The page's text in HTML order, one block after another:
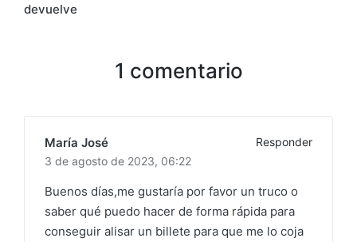
devuelve
1 comentario
María José
Responder
3 de agosto de 2023, 06:22
Buenos días,me gustaría por favor un truco o
saber qué puedo hacer de forma rápida para
conseguir alisar un billete para que me lo coja